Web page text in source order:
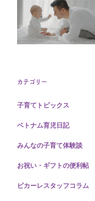
カテゴリー
子育てトピックス
ベトナム育児日記
みんなの子育て体験談
お祝い・ギフトの便利帖
ピカーレスタッフコラム